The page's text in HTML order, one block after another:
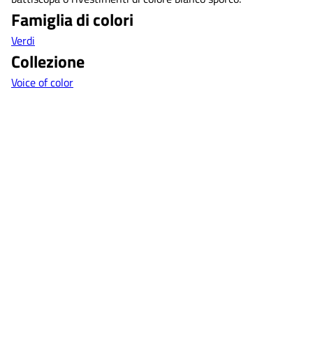
Famiglia di colori
Verdi
Collezione
Voice of color